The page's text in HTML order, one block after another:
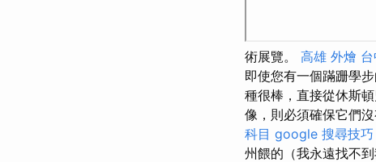
術展覽。 高雄 外燴
即使您有一個蹣跚學
種很棒，直接從休斯
像，則必須確保它們沒
科目 google 搜尋技巧
州餵的（我永遠找不